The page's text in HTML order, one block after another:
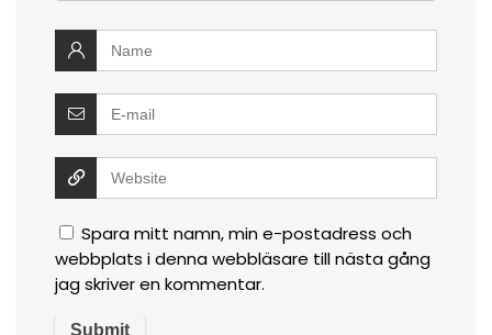
Spara mitt namn, min e-postadress och
webbplats i denna webbläsare till nästa gång
jag skriver en kommentar.